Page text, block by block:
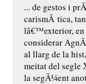
... de gestos i
carismÃ tica,
lâ€™exterior, en
considerar
al llarg de la
meitat del segle
la segÃ¼ent